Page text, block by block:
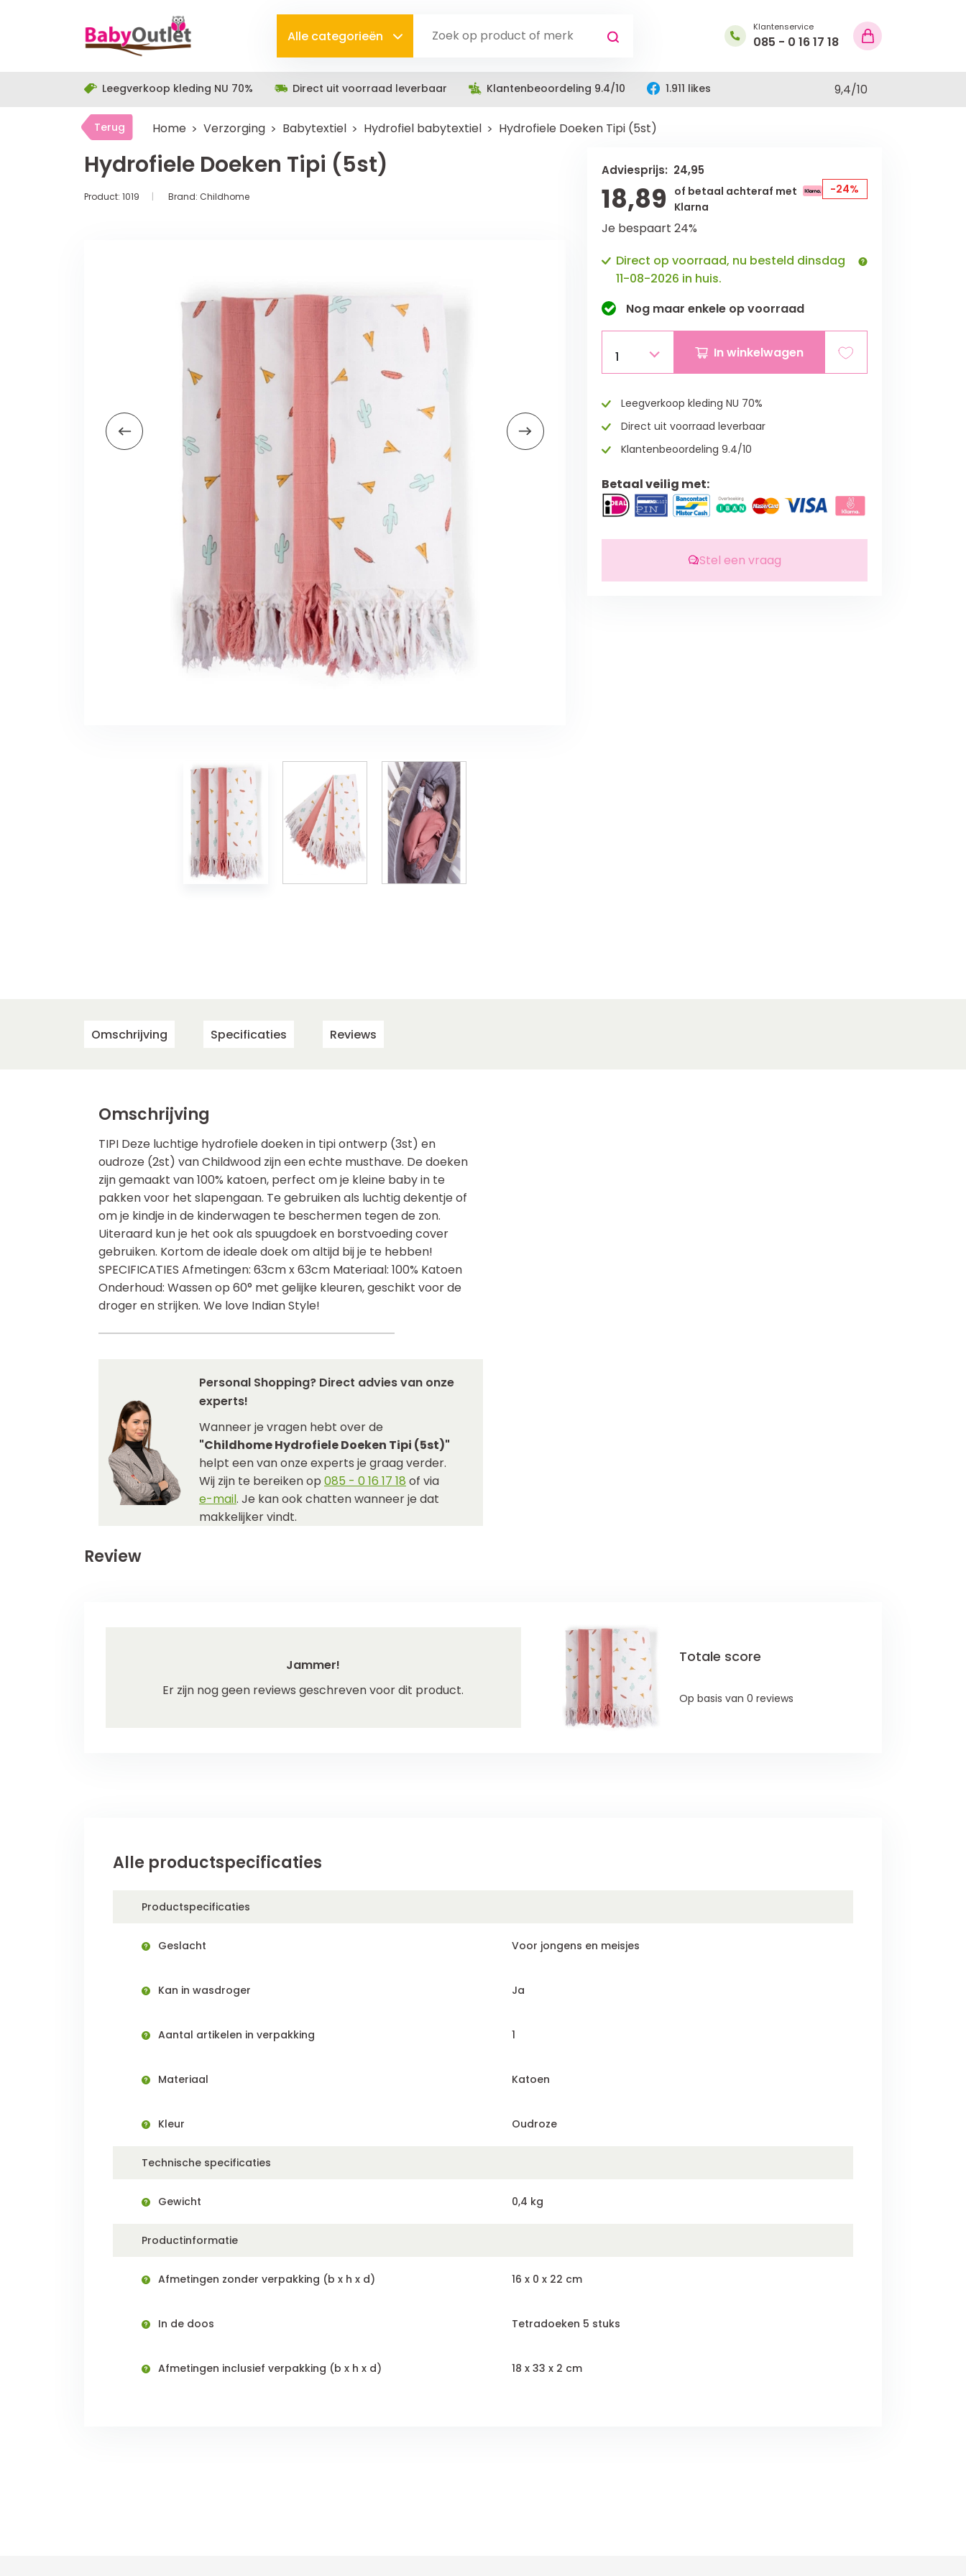
Alle categorieën
Klantenservice
085 - 0 16 17 18
Leegverkoop kleding NU 70% Direct uit voorraad leverbaar Klantenbeoordeling 9.4/10 1.911 likes 9,4/10
Terug Home Verzorging Babytextiel Hydrofiel babytextiel Hydrofiele Doeken Tipi (5st)
Hydrofiele Doeken Tipi (5st)
Product: 1019 Brand: Childhome
Adviesprijs: 24,95
18,89
of betaal achteraf met
Klarna
-24%
Je bespaart 24%
Direct op voorraad, nu besteld dinsdag
11-08-2026 in huis.
Nog maar enkeleop voorraad
1 In winkelwagen
Leegverkoop kleding NU 70%
Direct uit voorraad leverbaar
Klantenbeoordeling 9.4/10
Betaal veilig met:
Stel een vraag
Omschrijving Specificaties Reviews
Omschrijving
TIPI Deze luchtige hydrofiele doeken in tipi ontwerp (3st) en
oudroze (2st) van Childwood zijn een echte musthave. De doeken
zijn gemaakt van 100% katoen, perfect om je kleine baby in te
pakken voor het slapengaan. Te gebruiken als luchtig dekentje of
om je kindje in de kinderwagen te beschermen tegen de zon.
Uiteraard kun je het ook als spuugdoek en borstvoeding cover
gebruiken. Kortom de ideale doek om altijd bij je te hebben!
SPECIFICATIES Afmetingen: 63cm x 63cm Materiaal: 100% Katoen
Onderhoud: Wassen op 60° met gelijke kleuren, geschikt voor de
droger en strijken. We love Indian Style!
Personal Shopping? Direct advies van onze
experts!
Wanneer je vragen hebt over de
"Childhome Hydrofiele Doeken Tipi (5st)"
helpt een van onze experts je graag verder.
Wij zijn te bereiken op 085 - 0 16 17 18 of via
e-mail. Je kan ook chatten wanneer je dat
makkelijker vindt.
Review
Jammer!
Er zijn nog geen reviews geschreven voor dit product.
Totale score
Op basis van 0 reviews
Alle productspecificaties
Productspecificaties
Geslacht Voor jongens en meisjes
Kan in wasdroger Ja
Aantal artikelen in verpakking 1
Materiaal Katoen
Kleur Oudroze
Technische specificaties
Gewicht 0,4 kg
Productinformatie
Afmetingen zonder verpakking (b x h x d) 16 x 0 x 22 cm
In de doos Tetradoeken 5 stuks
Afmetingen inclusief verpakking (b x h x d) 18 x 33 x 2 cm